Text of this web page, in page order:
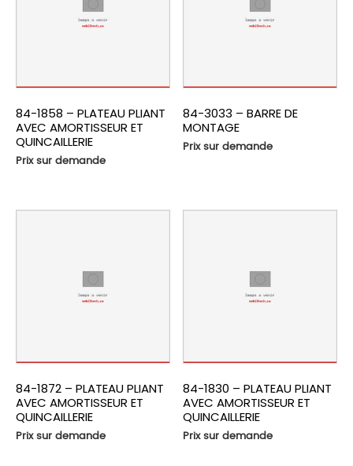
84-1858 – PLATEAU PLIANT
AVEC AMORTISSEUR ET
QUINCAILLERIE
Prix sur demande
84-3033 – BARRE DE
MONTAGE
Prix sur demande
84-1872 – PLATEAU PLIANT
AVEC AMORTISSEUR ET
QUINCAILLERIE
Prix sur demande
84-1830 – PLATEAU PLIANT
AVEC AMORTISSEUR ET
QUINCAILLERIE
Prix sur demande